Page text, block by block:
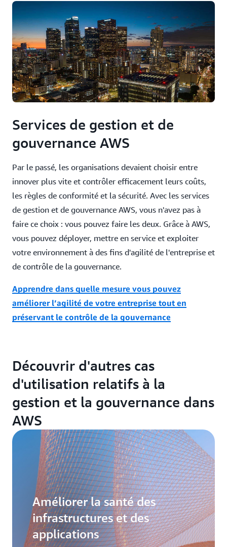
Services de gestion et de
gouvernance AWS
Par le passé, les organisations devaient choisir entre
innover plus vite et contrôler efficacement leurs coûts,
les règles de conformité et la sécurité. Avec les services
de gestion et de gouvernance AWS, vous n'avez pas à
faire ce choix : vous pouvez faire les deux. Grâce à AWS,
vous pouvez déployer, mettre en service et exploiter
votre environnement à des fins d'agilité de l'entreprise et
de contrôle de la gouvernance.
Apprendre dans quelle mesure vous pouvez
améliorer l’agilité de votre entreprise tout en
préservant le contrôle de la gouvernance
Découvrir d'autres cas
d'utilisation relatifs à la
gestion et la gouvernance dans
AWS
Améliorer la santé des
infrastructures et des
applications